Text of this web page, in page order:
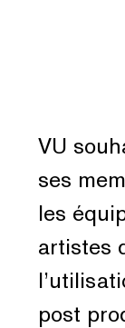
VU
ses
les
artistes
post